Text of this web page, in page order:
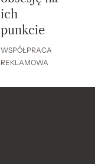
ich
punkcie
WSPÓŁPRACA
REKLAMOWA